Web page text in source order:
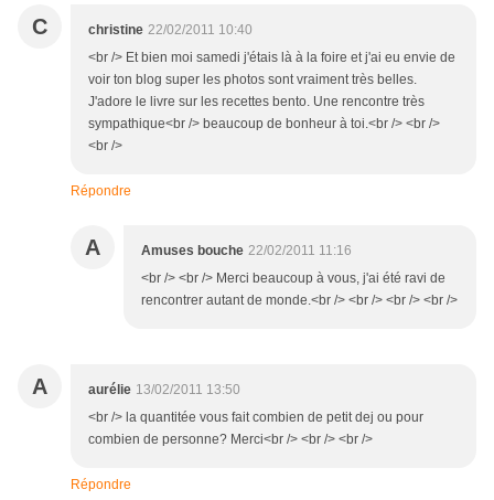
C christine 22/02/2011 10:40
<br /> Et bien moi samedi j'étais là à la foire et j'ai eu envie de
voir ton blog super les photos sont vraiment très belles.
J'adore le livre sur les recettes bento. Une rencontre très
sympathique<br /> beaucoup de bonheur à toi.<br /> <br />
<br />
Répondre
A Amuses bouche 22/02/2011 11:16
<br /> <br /> Merci beaucoup à vous, j'ai été ravi de
rencontrer autant de monde.<br /> <br /> <br /> <br />
A aurélie 13/02/2011 13:50
<br /> la quantitée vous fait combien de petit dej ou pour
combien de personne? Merci<br /> <br /> <br />
Répondre